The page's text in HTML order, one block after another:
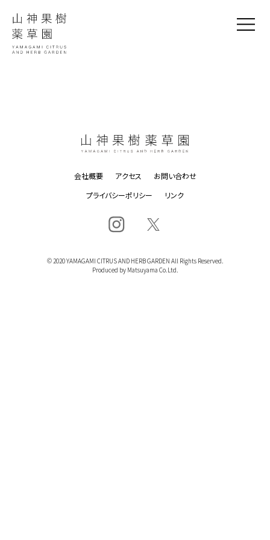
会社概要 アクセス
お問い合わせ
プライバシーポリシー
リンク
© 2020 YAMAGAMI CITRUS AND HERB GARDEN All Rights Reserved.
Produced by Matsuyama Co.Ltd.